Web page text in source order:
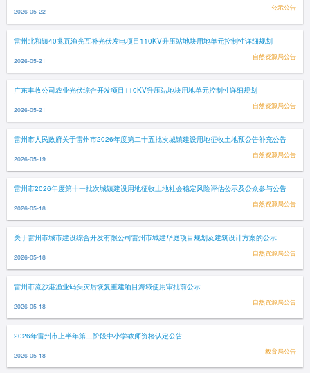
2026-05-22 公示公告
雷州北和镇40兆瓦渔光互补光伏发电项目110KV升压站地块用地单元控制性详细规划
2026-05-21 自然资源局公告
广东丰收公司农业光伏综合开发项目110KV升压站地块用地单元控制性详细规划
2026-05-21 自然资源局公告
雷州市人民政府关于雷州市2026年度第二十五批次城镇建设用地征收土地预公告补充公告
2026-05-19 自然资源局公告
雷州市2026年度第十一批次城镇建设用地征收土地社会稳定风险评估公示及公众参与公告
2026-05-18 自然资源局公告
关于雷州市城市建设综合开发有限公司雷州市城建华庭项目规划及建筑设计方案的公示
2026-05-18 自然资源局公告
雷州市流沙港渔业码头灾后恢复重建项目海域使用审批前公示
2026-05-18 自然资源局公告
2026年雷州市上半年第二阶段中小学教师资格认定公告
2026-05-18 教育局公告